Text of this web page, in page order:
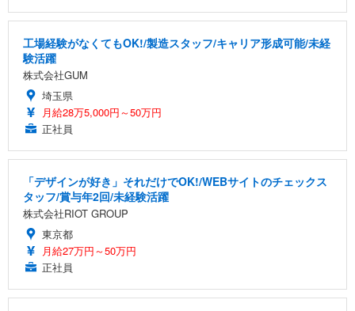
工場経験がなくてもOK!/製造スタッフ/キャリア形成可能/未経
験活躍
株式会社GUM
埼玉県
月給28万5,000円～50万円
正社員
「デザインが好き」それだけでOK!/WEBサイトのチェックス
タッフ/賞与年2回/未経験活躍
株式会社RIOT GROUP
東京都
月給27万円～50万円
正社員